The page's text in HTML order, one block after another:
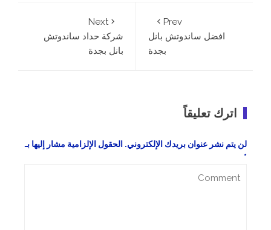
Prev
افضل ساندوتش بانل
بجدة
Next
شركة حداد ساندوتش
بانل بجدة
اترك تعليقاً
لن يتم نشر عنوان بريدك الإلكتروني. الحقول الإلزامية مشار إليها بـ
*